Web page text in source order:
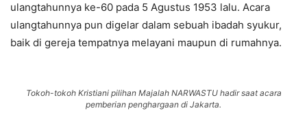
ulangtahunnya ke-60 pada 5 Agustus 1953 lalu. Acara
ulangtahunnya pun digelar dalam sebuah ibadah syukur,
baik di gereja tempatnya melayani maupun di rumahnya.
Tokoh-tokoh Kristiani pilihan Majalah NARWASTU hadir saat acara
pemberian penghargaan di Jakarta.